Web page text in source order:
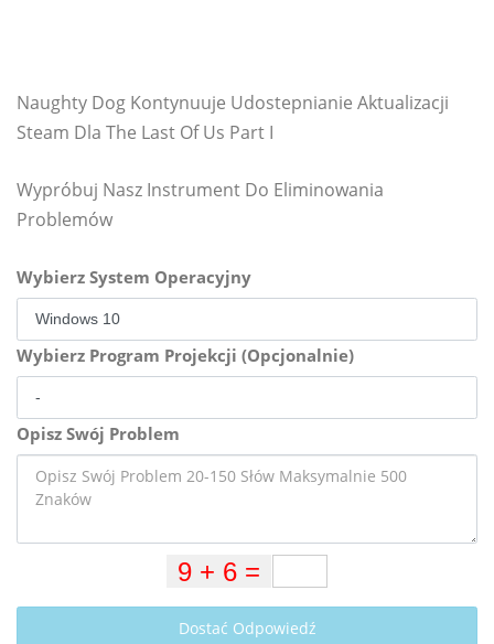
Naughty Dog Kontynuuje Udostepnianie Aktualizacji
Steam Dla The Last Of Us Part I
Wypróbuj Nasz Instrument Do Eliminowania
Problemów
Wybierz System Operacyjny
Wybierz Program Projekcji (Opcjonalnie)
Opisz Swój Problem
Dostać Odpowiedź